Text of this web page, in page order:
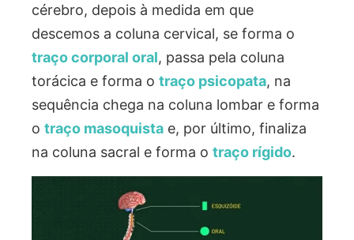
cérebro, depois à medida em que
descemos a coluna cervical, se forma o
traço corporal oral, passa pela coluna
torácica e forma o traço psicopata, na
sequência chega na coluna lombar e forma
o traço masoquista e, por último, finaliza
na coluna sacral e forma o traço rígido.